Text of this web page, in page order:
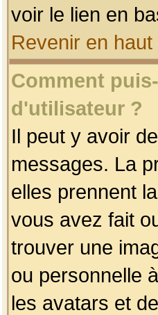
voir le lien en
Revenir en
Comment
d'utilisateur ?
Il peut y avoir
messages. La
elles prennent
vous avez fait
trouver une
ou personnelle
les avatars et